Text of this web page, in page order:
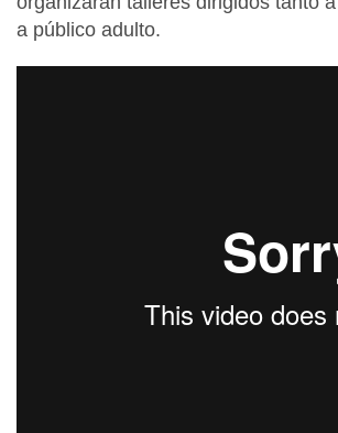
a público adulto.